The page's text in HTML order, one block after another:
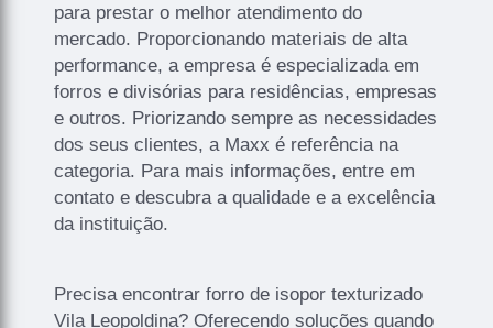
para prestar o melhor atendimento do
mercado. Proporcionando materiais de alta
performance, a empresa é especializada em
forros e divisórias para residências, empresas
e outros. Priorizando sempre as necessidades
dos seus clientes, a Maxx é referência na
categoria. Para mais informações, entre em
contato e descubra a qualidade e a excelência
da instituição.
Precisa encontrar forro de isopor texturizado
Vila Leopoldina? Oferecendo soluções quando